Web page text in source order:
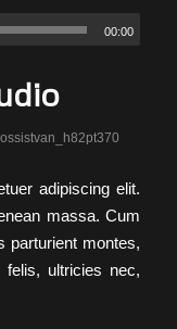
00:00
adipiscing elit.
massa. Cum
parturient montes,
ultricies nec,